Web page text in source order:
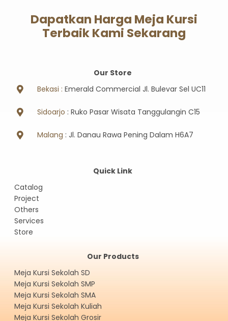
Dapatkan Harga Meja Kursi
Terbaik Kami Sekarang
Our Store
Bekasi : Emerald Commercial Jl. Bulevar Sel UC11
Sidoarjo : Ruko Pasar Wisata Tanggulangin C15
Malang : Jl. Danau Rawa Pening Dalam H6A7
Quick Link
Catalog
Project
Others
Services
Store
Our Products
Meja Kursi Sekolah SD
Meja Kursi Sekolah SMP
Meja Kursi Sekolah SMA
Meja Kursi Sekolah Kuliah
Meja Kursi Sekolah Grosir